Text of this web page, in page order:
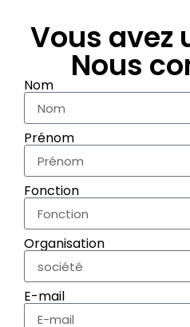
Vous avez
Nous
Nom
Prénom
Fonction
Organisation
E-mail